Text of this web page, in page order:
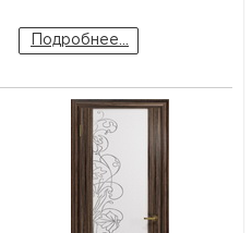
Подробнее...